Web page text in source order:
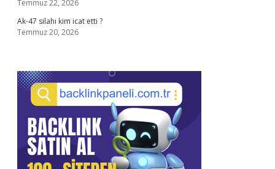
Temmuz 22, 2026
Ak-47 silahı kim icat etti ?
Temmuz 20, 2026